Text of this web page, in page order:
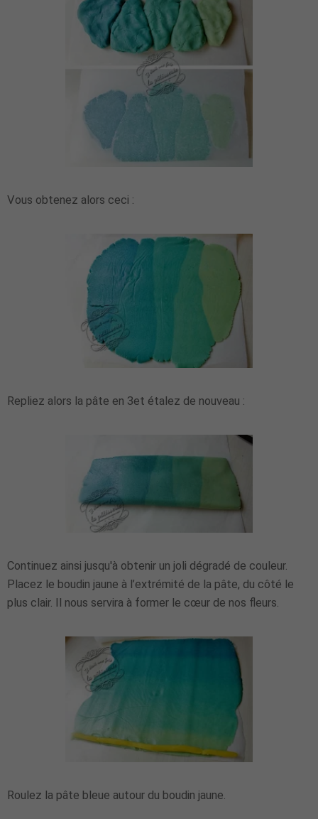
Vous obtenez alors ceci :
Repliez alors la pâte en 3et étalez de nouveau :
Continuez ainsi jusqu'à obtenir un joli dégradé de couleur.
Placez le boudin jaune à l’extrémité de la pâte, du côté le
plus clair. Il nous servira à former le cœur de nos fleurs.
Roulez la pâte bleue autour du boudin jaune.